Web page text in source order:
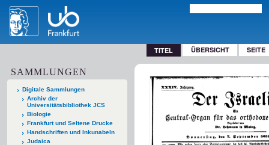
TITEL ÜBERSICHT SEITE
SAMMLUNGEN
Digitale Sammlungen
Archiv der
Universitätsbibliothek JCS
Biologie
Frankfurt und Seltene Drucke
Handschriften und Inkunabeln
Judaica